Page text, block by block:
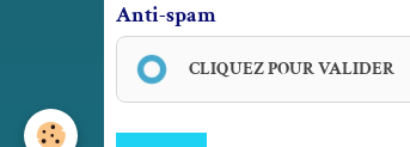
Anti-spam
CLIQUEZ POUR VALIDER